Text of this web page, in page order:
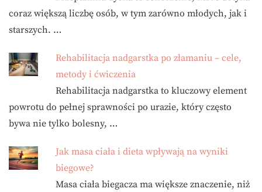
coraz większą liczbę osób, w tym zarówno młodych, jak i
starszych. …
Rehabilitacja nadgarstka po złamaniu – cele,
metody i ćwiczenia
Rehabilitacja nadgarstka to kluczowy element
powrotu do pełnej sprawności po urazie, który często
bywa nie tylko bolesny, …
Jak masa ciała i dieta wpływają na wyniki
biegowe?
Masa ciała biegacza ma większe znaczenie, niż